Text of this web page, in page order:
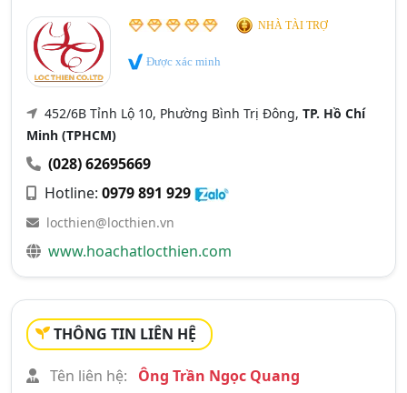
NHÀ TÀI TRỢ
Được xác minh
452/6B Tỉnh Lộ 10, Phường Bình Trị Đông, TP. Hồ Chí
Minh (TPHCM)
(028) 62695669
Hotline: 0979 891 929
locthien@locthien.vn
www.hoachatlocthien.com
THÔNG TIN LIÊN HỆ
Tên liên hệ:
Ông Trần Ngọc Quang